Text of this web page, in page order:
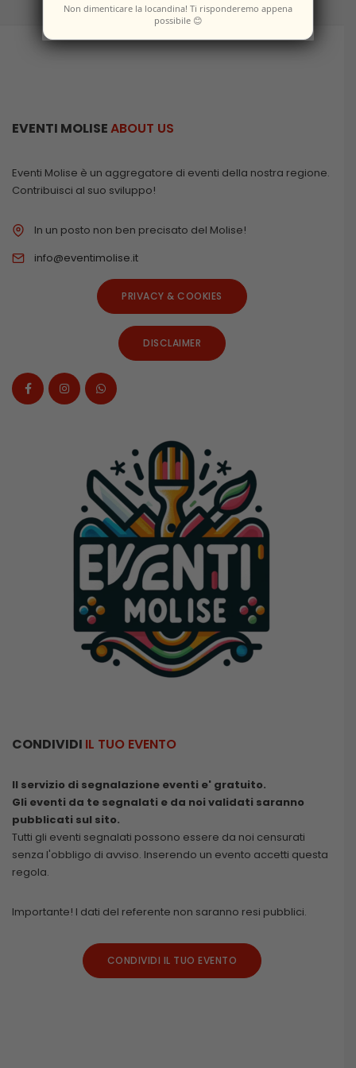
EVENTI MOLISEABOUT US
Eventi Molise è un aggregatore di eventi della nostra regione.
Contribuisci al suo sviluppo!
In un posto non ben precisato del Molise!
info@eventimolise.it
PRIVACY & COOKIES
DISCLAIMER
CONDIVIDI IL TUO EVENTO
Il servizio di segnalazione eventi e' gratuito.
Gli eventi da te segnalati e da noi validati saranno
pubblicati sul sito.
Tutti gli eventi segnalati possono essere da noi censurati
senza l'obbligo di avviso. Inserendo un evento accetti questa
regola.
Importante! I dati del referente non saranno resi pubblici.
CONDIVIDI IL TUO EVENTO
Non dimenticare la locandina! Ti risponderemo appena
possibile 😊